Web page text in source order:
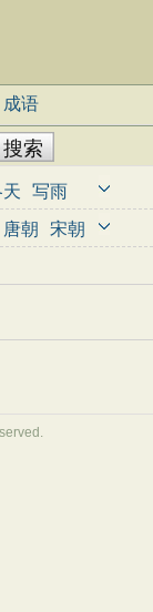
成语
写雨
月亮
写马
别 思乡
放 诗经
诗
唐朝
宋朝